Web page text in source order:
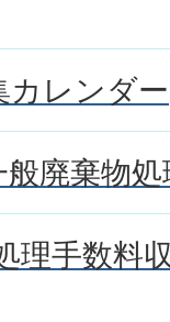
カレンダー
廃棄物
理手数料